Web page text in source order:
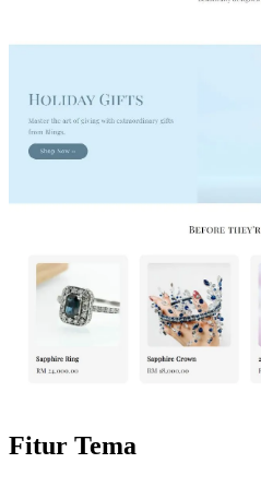
Fitur Tema